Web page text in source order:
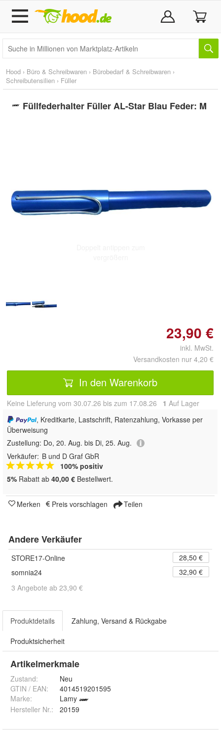
Hood › Büro & Schreibwaren › Bürobedarf & Schreibwaren ›
Schreibutensilien › Füller
Füllfederhalter Füller AL-Star Blau Feder: M
23,90 €
inkl. MwSt.
Versandkosten nur 4,20 €
In den Warenkorb
Keine Lieferung vom 30.07.26 bis zum 17.08.26 1 Auf Lager
, Kreditkarte, Lastschrift, Ratenzahlung, Vorkasse per
Überweisung
Zustellung: Do, 20. Aug. bis Di, 25. Aug.
Verkäufer: B und D Graf GbR
100% positiv
5% Rabatt ab 40,00 € Bestellwert.
Merken Preis vorschlagen Teilen
Andere Verkäufer
STORE17-Online
28,50 €
somnia24
32,90 €
3 Angebote ab 23,90 €
Produktdetails Zahlung, Versand & Rückgabe
Produktsicherheit
Artikelmerkmale
Zustand:
Neu
GTIN / EAN:
4014519201595
Marke:
Lamy
Hersteller Nr.:
20159